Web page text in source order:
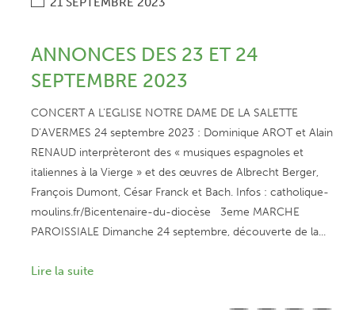
ANNONCES DES 23 ET 24
SEPTEMBRE 2023
CONCERT A L’EGLISE NOTRE DAME DE LA SALETTE
D’AVERMES 24 septembre 2023 : Dominique AROT et Alain
RENAUD interprèteront des « musiques espagnoles et
italiennes à la Vierge » et des œuvres de Albrecht Berger,
François Dumont, César Franck et Bach. Infos : catholique-
moulins.fr/Bicentenaire-du-diocèse 3eme MARCHE
PAROISSIALE Dimanche 24 septembre, découverte de la...
Lire la suite